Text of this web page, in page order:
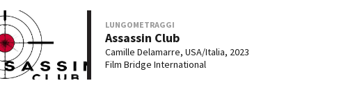
LUNGOMETRAGGI
Assassin Club
Camille Delamarre, USA/Italia, 2023
Film Bridge International